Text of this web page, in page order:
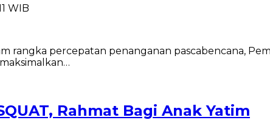
WIB
rangka percepatan penanganan pascabencana,
Rahmat Bagi Anak Yatim